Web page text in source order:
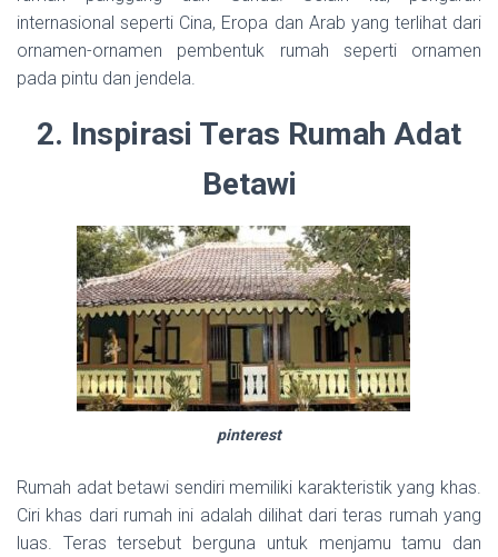
internasional seperti Cina, Eropa dan Arab yang terlihat dari
ornamen-ornamen pembentuk rumah seperti ornamen
pada pintu dan jendela.
2. Inspirasi Teras Rumah Adat
Betawi
pinterest
Rumah adat betawi sendiri memiliki karakteristik yang khas.
Ciri khas dari rumah ini adalah dilihat dari teras rumah yang
luas. Teras tersebut berguna untuk menjamu tamu dan